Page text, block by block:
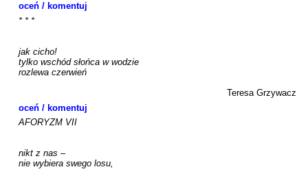
oceń / komentuj
* * *
jak cicho!
tylko wschód słońca w wodzie
rozlewa czerwień
Teresa Grzywacz
oceń / komentuj
AFORYZM VII
nikt z nas –
nie wybiera swego losu,